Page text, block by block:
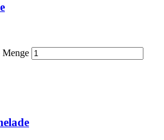
Menge